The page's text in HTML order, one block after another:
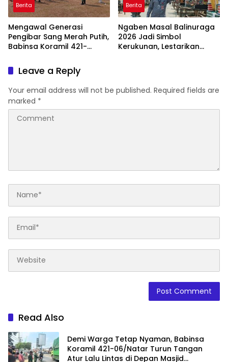
Berita
Mengawal Generasi
Pengibar Sang Merah Putih,
Babinsa Koramil 421-
Paskibra di Dua
Kecamatan Jelang HUT RI
Berita
Ngaben Masal Balinuraga
2026 Jadi Simbol
Kerukunan, Lestarikan
Leave a Reply
Your email address will not be published. Required fields are
marked *
Read Also
Demi Warga Tetap Nyaman, Babinsa
Koramil 421-06/Natar Turun Tangan
Atur Lalu Lintas di Depan Masjid